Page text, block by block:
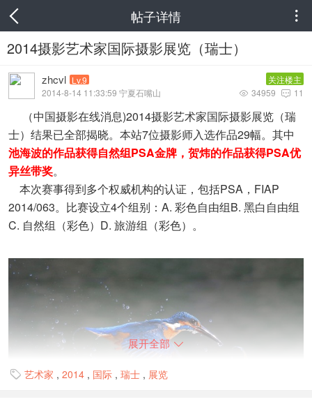
帖子详情 
2014摄影艺术家国际摄影展览（瑞士）
zhcvl Lv.9
关注楼主
2014-8-14 11:33:59 宁夏石嘴山
 11
 34959
（中国摄影在线消息)2014摄影艺术家国际摄影展览（瑞
士）结果已全部揭晓。本站7位摄影师入选作品29幅。其中
池海波的作品获得自然组PSA金牌，贺炜的作品获得PSA优
异丝带奖。
本次赛事得到多个权威机构的认证，包括PSA，FIAP
2014/063。比赛设立4个组别：A. 彩色自由组B. 黑白自由组
C. 自然组（彩色）D. 旅游组（彩色）。
展开全部 
 艺术家 , 2014 , 国际 , 瑞士 , 展览